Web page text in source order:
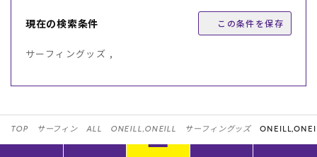
現在の検索条件 この条件を保存
サーフィングッズ ,
TOP サーフィン ALL ONEILL,ONEILL サーフィングッズ